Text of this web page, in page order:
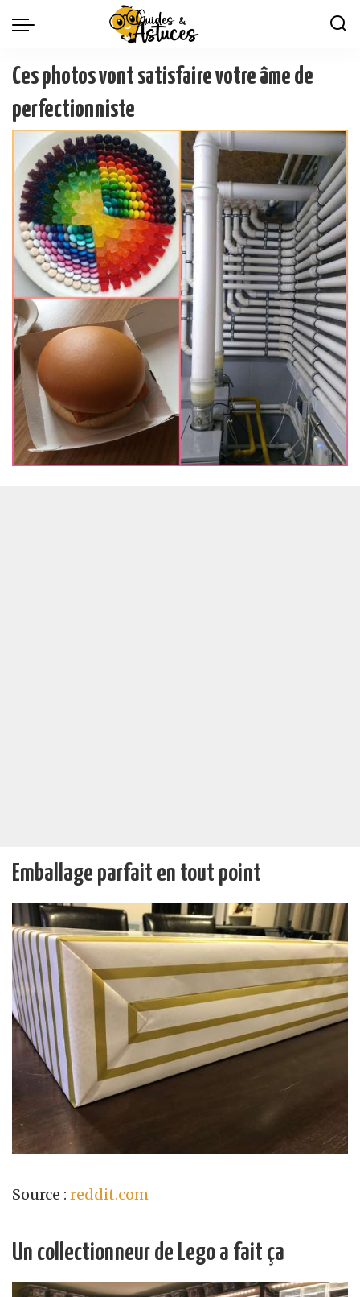
Ces photos vont satisfaire votre âme de
perfectionniste
Emballage parfait en tout point
Source : reddit.com
Un collectionneur de Lego a fait ça